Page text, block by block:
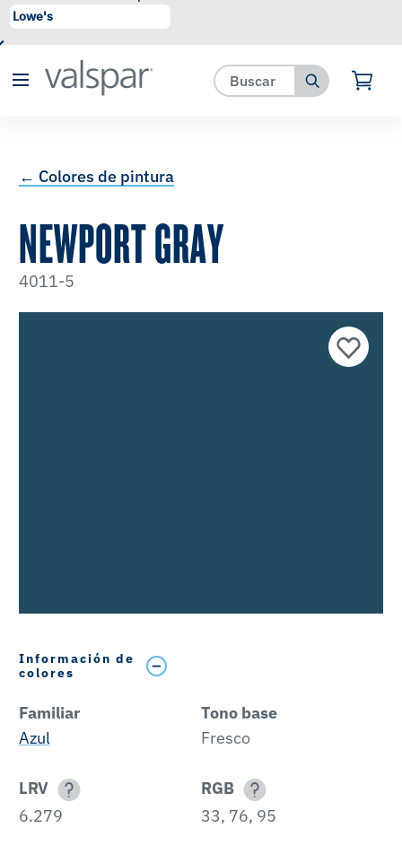
se ha agregado a favoritos.
← Colores de pintura
NEWPORT GRAY
4011-5
Información de
colores
Familiar
Azul
Tono base
Fresco
LRV
6.279
RGB
33, 76, 95